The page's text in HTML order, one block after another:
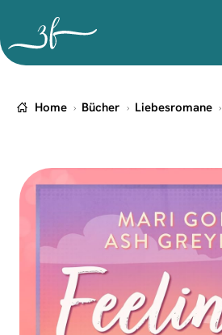
Home Bücher Liebesromane